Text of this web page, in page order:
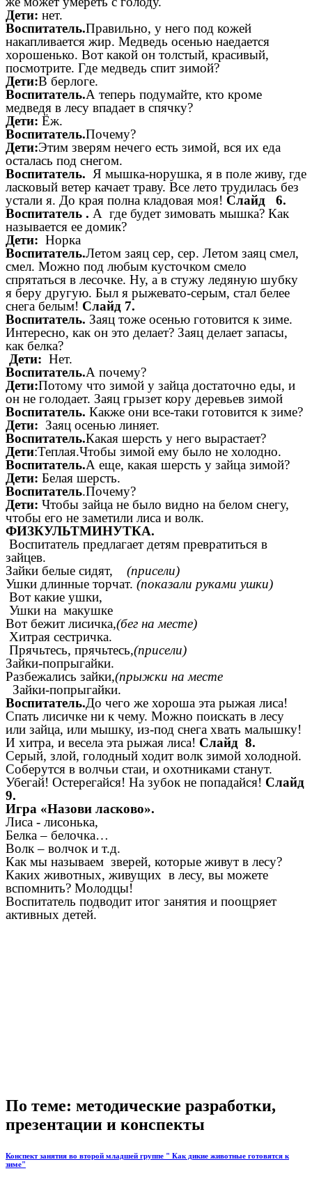
Дети: нет.
Воспитатель.Правильно, у него под кожей
накапливается жир. Медведь осенью наедается
хорошенько. Вот какой он толстый, красивый,
посмотрите. Где медведь спит зимой?
Дети:В берлоге.
Воспитатель.А теперь подумайте, кто кроме
медведя в лесу впадает в спячку?
Дети: Ёж.
Воспитатель.Почему?
Дети:Этим зверям нечего есть зимой, вся их еда
осталась под снегом.
Воспитатель. Я мышка-норушка, я в поле живу, где
ласковый ветер качает траву. Все лето трудилась без
устали я. До края полна кладовая моя! Слайд 6.
Воспитатель . А где будет зимовать мышка? Как
называется ее домик?
Дети: Норка
Воспитатель.Летом заяц сер, сер. Летом заяц смел,
смел. Можно под любым кусточком смело
спрятаться в лесочке. Ну, а в стужу ледяную шубку
я беру другую. Был я рыжевато-серым, стал белее
снега белым! Слайд 7.
Воспитатель. Заяц тоже осенью готовится к зиме.
Интересно, как он это делает? Заяц делает запасы,
как белка?
Дети: Нет.
Воспитатель.А почему?
Дети:Потому что зимой у зайца достаточно еды, и
он не голодает. Заяц грызет кору деревьев зимой
Воспитатель. Какже они все-таки готовится к зиме?
Дети: Заяц осенью линяет.
Воспитатель.Какая шерсть у него вырастает?
Дети:Теплая.Чтобы зимой ему было не холодно.
Воспитатель.А еще, какая шерсть у зайца зимой?
Дети: Белая шерсть.
Воспитатель.Почему?
Дети: Чтобы зайца не было видно на белом снегу,
чтобы его не заметили лиса и волк.
ФИЗКУЛЬТМИНУТКА.
Воспитатель предлагает детям превратиться в
зайцев.
Зайки белые сидят, (присели)
Ушки длинные торчат. (показали руками ушки)
Вот какие ушки,
Ушки на макушке
Вот бежит лисичка,(бег на месте)
Хитрая сестричка.
Прячьтесь, прячьтесь,(присели)
Зайки-попрыгайки.
Разбежались зайки,(прыжки на месте
Зайки-попрыгайки.
Воспитатель.До чего же хороша эта рыжая лиса!
Спать лисичке ни к чему. Можно поискать в лесу
или зайца, или мышку, из-под снега хвать малышку!
И хитра, и весела эта рыжая лиса! Слайд 8.
Серый, злой, голодный ходит волк зимой холодной.
Соберутся в волчьи стаи, и охотниками станут.
Убегай! Остерегайся! На зубок не попадайся! Слайд
9.
Игра «Назови ласково».
Лиса - лисонька,
Белка – белочка…
Волк – волчок и т.д.
Как мы называем зверей, которые живут в лесу?
Каких животных, живущих в лесу, вы можете
вспомнить? Молодцы!
Воспитатель подводит итог занятия и поощряет
активных детей.
По теме: методические разработки,
презентации и конспекты
Конспект занятия во второй младшей группе " Как дикие животные готовятся к
зиме"